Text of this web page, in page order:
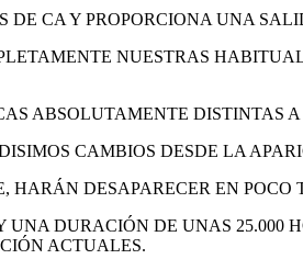
CA Y PROPORCIONA UNA
NUESTRAS
ABSOLUTAMENTE DISTINTAS
CAMBIOS DESDE LA
DESAPARECER EN
UNA DURACIÓN DE UNAS
ACTUALES.